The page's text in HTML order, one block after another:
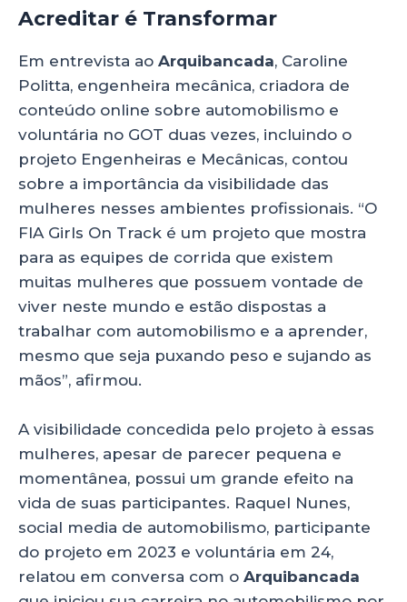
Acreditar é Transformar
Em entrevista ao Arquibancada, Caroline
Politta, engenheira mecânica, criadora de
conteúdo online sobre automobilismo e
voluntária no GOT duas vezes, incluindo o
projeto Engenheiras e Mecânicas, contou
sobre a importância da visibilidade das
mulheres nesses ambientes profissionais. “O
FIA Girls On Track é um projeto que mostra
para as equipes de corrida que existem
muitas mulheres que possuem vontade de
viver neste mundo e estão dispostas a
trabalhar com automobilismo e a aprender,
mesmo que seja puxando peso e sujando as
mãos”, afirmou.
A visibilidade concedida pelo projeto à essas
mulheres, apesar de parecer pequena e
momentânea, possui um grande efeito na
vida de suas participantes. Raquel Nunes,
social media de automobilismo, participante
do projeto em 2023 e voluntária em 24,
relatou em conversa com o Arquibancada